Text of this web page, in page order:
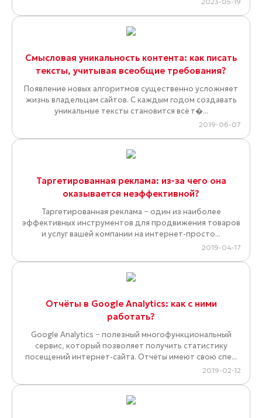
Смысловая уникальность контента: как писать
тексты, учитывая всеобщие требования?
Появление новых алгоритмов существенно усложняет
жизнь владельцам сайтов. С каждым годом создавать
уникальные тексты становится всё т�...
2019-06-07
Таргетированная реклама: из-за чего она
оказывается неэффективной?
Таргетированная реклама − один из наиболее
эффективных инструментов для продвижения товаров
и услуг вашей компании на интернет-просто...
2019-04-17
Отчёты в Google Analytics: как с ними
работать?
Google Analytics − полезный многофункциональный
сервис, который позволяет получить статистику
посещений интернет-сайта. Отчёты имеют свою спе...
2019-02-12